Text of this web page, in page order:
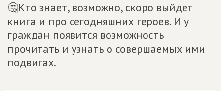
🤔Кто знает, возможно, скоро выйдет
книга и про сегодняшних героев. И у
граждан появится возможность
прочитать и узнать о совершаемых ими
подвигах.